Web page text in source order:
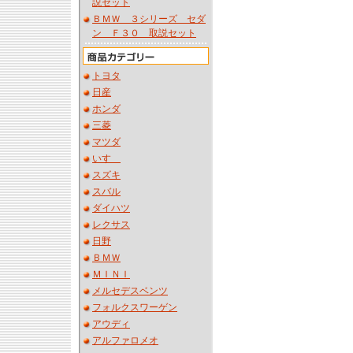
説セット
ＢＭＷ ３シリーズ セダ
ン Ｆ３０ 取説セット
トヨタ
日産
ホンダ
三菱
マツダ
いすゞ
スズキ
スバル
ダイハツ
レクサス
日野
ＢＭＷ
ＭＩＮＩ
メルセデスベンツ
フォルクスワーゲン
アウディ
アルファロメオ